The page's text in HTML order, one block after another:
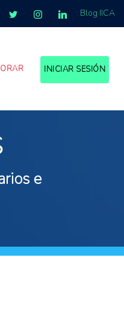
Blog IICA
INICIAR SESIÓN
e